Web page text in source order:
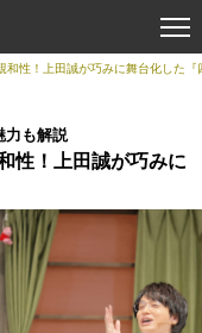
性！上田誠が巧みに舞台化した
力も解説
性！上田誠が巧みに